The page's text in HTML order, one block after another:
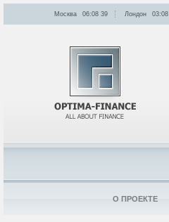
Москва 06:08 39 Лондон 03:08
О ПРОЕКТЕ